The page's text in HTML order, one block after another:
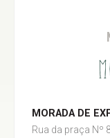
MORADA DE
Rua da praça Nº